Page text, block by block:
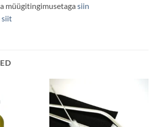
müügitingimusetaga siin
siit